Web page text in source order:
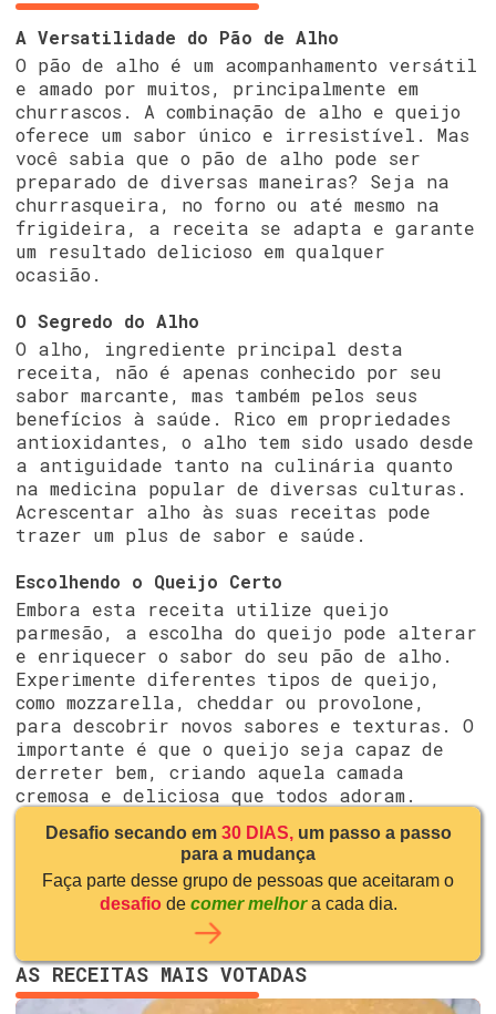
A Versatilidade do Pão de Alho
O pão de alho é um acompanhamento versátil
e amado por muitos, principalmente em
churrascos. A combinação de alho e queijo
oferece um sabor único e irresistível. Mas
você sabia que o pão de alho pode ser
preparado de diversas maneiras? Seja na
churrasqueira, no forno ou até mesmo na
frigideira, a receita se adapta e garante
um resultado delicioso em qualquer
ocasião.
O Segredo do Alho
O alho, ingrediente principal desta
receita, não é apenas conhecido por seu
sabor marcante, mas também pelos seus
benefícios à saúde. Rico em propriedades
antioxidantes, o alho tem sido usado desde
a antiguidade tanto na culinária quanto
na medicina popular de diversas culturas.
Acrescentar alho às suas receitas pode
trazer um plus de sabor e saúde.
Escolhendo o Queijo Certo
Embora esta receita utilize queijo
parmesão, a escolha do queijo pode alterar
e enriquecer o sabor do seu pão de alho.
Experimente diferentes tipos de queijo,
como mozzarella, cheddar ou provolone,
para descobrir novos sabores e texturas. O
importante é que o queijo seja capaz de
derreter bem, criando aquela camada
cremosa e deliciosa que todos adoram.
Desafio secando em 30 DIAS, um passo a passo
para a mudança
Faça parte desse grupo de pessoas que aceitaram o
desafio de comer melhora cada dia.
AS RECEITAS MAIS VOTADAS